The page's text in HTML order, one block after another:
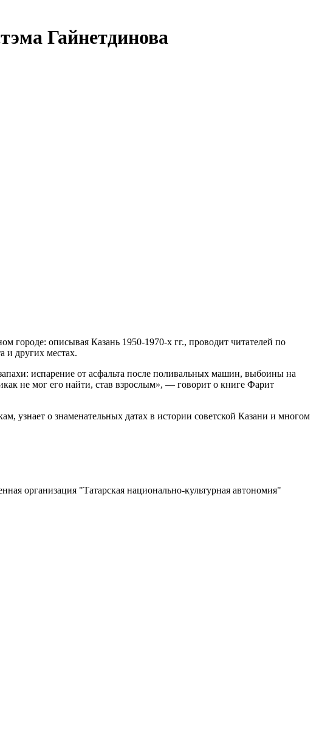
Гайнетдинова
описывая Казань 1950-1970-х гг., проводит читателей по
и других местах.
испарение от асфальта после поливальных машин, выбоины на
не мог его найти, став взрослым», — говорит о книге Фарит
узнает о знаменательных датах в истории советской Казани и многом
организация "Татарская национально-культурная автономия"